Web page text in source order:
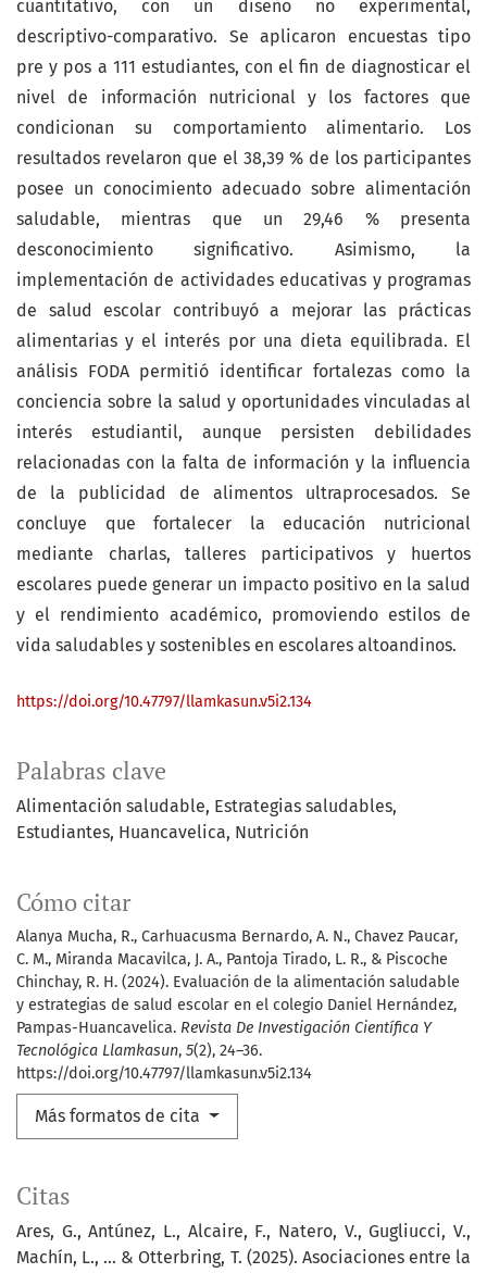
Palabras clave
Alimentación saludable Estrategias saludables
Estudiantes Huancavelica Nutrición
Cómo citar
Alanya Mucha, R., Carhuacusma Bernardo, A. N., Chavez Paucar,
C. M., Miranda Macavilca, J. A., Pantoja Tirado, L. R., & Piscoche
Chinchay, R. H. (2024). Evaluación de la alimentación saludable
y estrategias de salud escolar en el colegio Daniel Hernández,
Pampas-Huancavelica. Revista De Investigación Científica Y
Tecnológica Llamkasun, 5(2), 24–36.
https://doi.org/10.47797/llamkasun.v5i2.134
Más formatos de cita
cuantitativo, con un diseño no experimental,
descriptivo-comparativo. Se aplicaron encuestas tipo
pre y pos a 111 estudiantes, con el fin de diagnosticar el
nivel de información nutricional y los factores que
condicionan su comportamiento alimentario. Los
resultados revelaron que el 38,39 % de los participantes
posee un conocimiento adecuado sobre alimentación
saludable, mientras que un 29,46 % presenta
desconocimiento significativo. Asimismo, la
implementación de actividades educativas y programas
de salud escolar contribuyó a mejorar las prácticas
alimentarias y el interés por una dieta equilibrada. El
análisis FODA permitió identificar fortalezas como la
conciencia sobre la salud y oportunidades vinculadas al
interés estudiantil, aunque persisten debilidades
relacionadas con la falta de información y la influencia
de la publicidad de alimentos ultraprocesados. Se
concluye que fortalecer la educación nutricional
mediante charlas, talleres participativos y huertos
escolares puede generar un impacto positivo en la salud
y el rendimiento académico, promoviendo estilos de
vida saludables y sostenibles en escolares altoandinos.
https://doi.org/10.47797/llamkasun.v5i2.134
Citas
Ares, G., Antúnez, L., Alcaire, F., Natero, V., Gugliucci, V.,
Machín, L., ... & Otterbring, T. (2025). Asociaciones entre la